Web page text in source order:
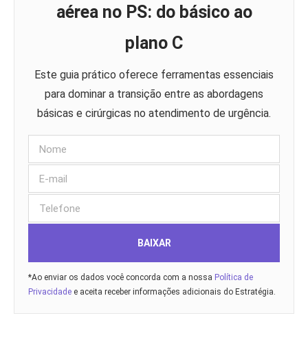
aérea no PS: do básico ao
plano C
Este guia prático oferece ferramentas essenciais
para dominar a transição entre as abordagens
básicas e cirúrgicas no atendimento de urgência.
BAIXAR
*Ao enviar os dados você concorda com a nossa Política de
Privacidade e aceita receber informações adicionais do Estratégia.